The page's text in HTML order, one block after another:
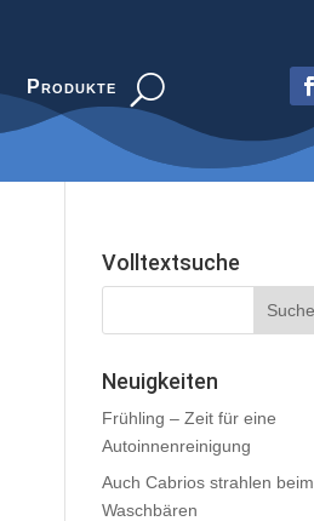
Produkte
Volltextsuche
Neuigkeiten
Frühling – Zeit für eine
Autoinnenreinigung
Auch Cabrios strahlen beim
Waschbären